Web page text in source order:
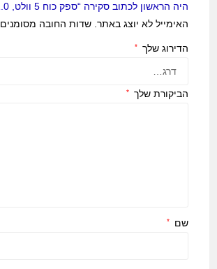
היה הראשון לכתוב סקירה “ספק כוח 5 וולט, 1.0 אמפר”
האימייל לא יוצג באתר. שדות החובה מסומנים
הדירוג שלך *
הביקורת שלך *
שם *